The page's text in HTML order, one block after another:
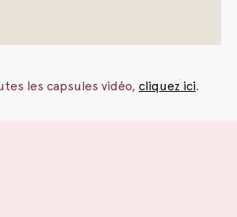
les capsules vidéo, cliquez ici.